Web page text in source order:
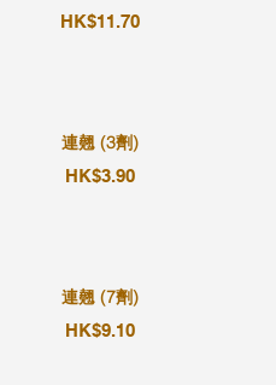
HK$11.70
連翹 (3劑)
HK$3.90
連翹 (7劑)
HK$9.10